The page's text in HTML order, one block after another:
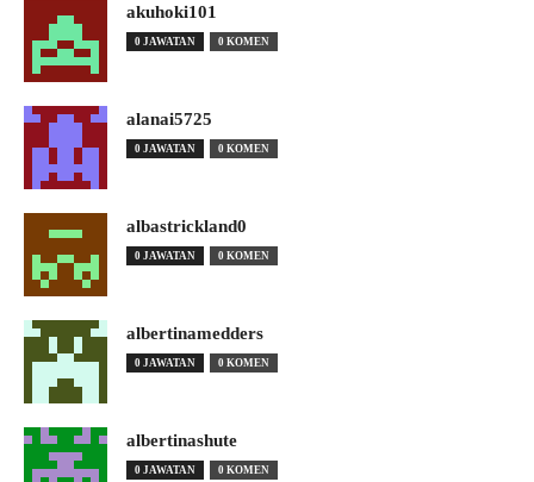
akuhoki101
0 JAWATAN 0 KOMEN
alanai5725
0 JAWATAN 0 KOMEN
albastrickland0
0 JAWATAN 0 KOMEN
albertinamedders
0 JAWATAN 0 KOMEN
albertinashute
0 JAWATAN 0 KOMEN